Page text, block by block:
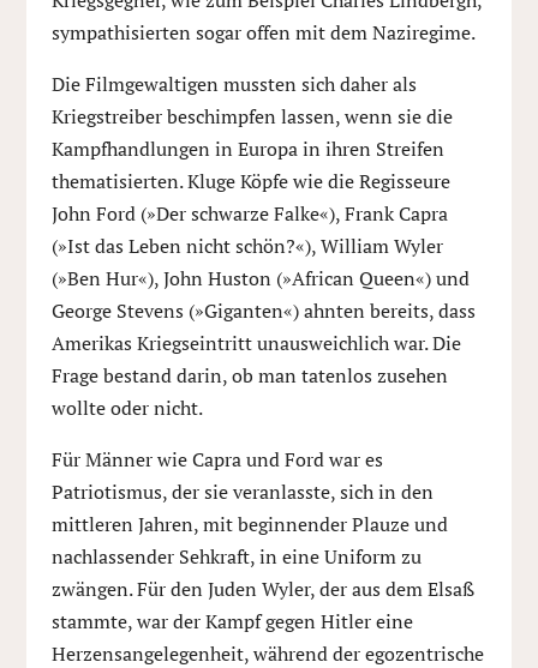
sympathisierten sogar offen mit dem Naziregime.
Die Filmgewaltigen mussten sich daher als
Kriegstreiber beschimpfen lassen, wenn sie die
Kampfhandlungen in Europa in ihren Streifen
thematisierten. Kluge Köpfe wie die Regisseure
John Ford (»Der schwarze Falke«), Frank Capra
(»Ist das Leben nicht schön?«), William Wyler
(»Ben Hur«), John Huston (»African Queen«) und
George Stevens (»Giganten«) ahnten bereits, dass
Amerikas Kriegseintritt unausweichlich war. Die
Frage bestand darin, ob man tatenlos zusehen
wollte oder nicht.
Für Männer wie Capra und Ford war es
Patriotismus, der sie veranlasste, sich in den
mittleren Jahren, mit beginnender Plauze und
nachlassender Sehkraft, in eine Uniform zu
zwängen. Für den Juden Wyler, der aus dem Elsaß
stammte, war der Kampf gegen Hitler eine
Herzensangelegenheit, während der egozentrische